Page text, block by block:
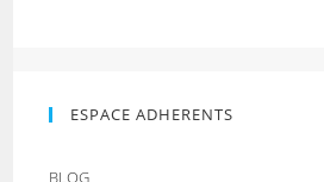
ESPACE ADHERENTS
BLOG